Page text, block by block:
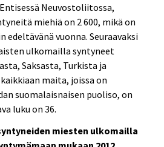
Neuvostoliitossa,
miehiä on 2 600, mikä on
edeltävänä vuonna. Seuraavaksi
ulkomailla syntyneet
Saksasta, Turkista ja
maita, joissa on
suomalaisnaisen puoliso, on
luku on 36.
miesten ulkomailla